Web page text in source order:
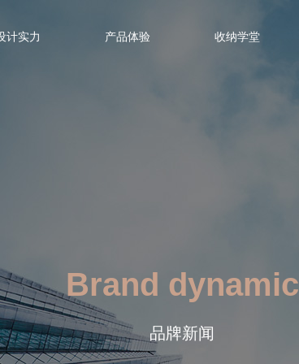
计实力 产品体验 收纳学堂
Brand dynamic
品牌新闻